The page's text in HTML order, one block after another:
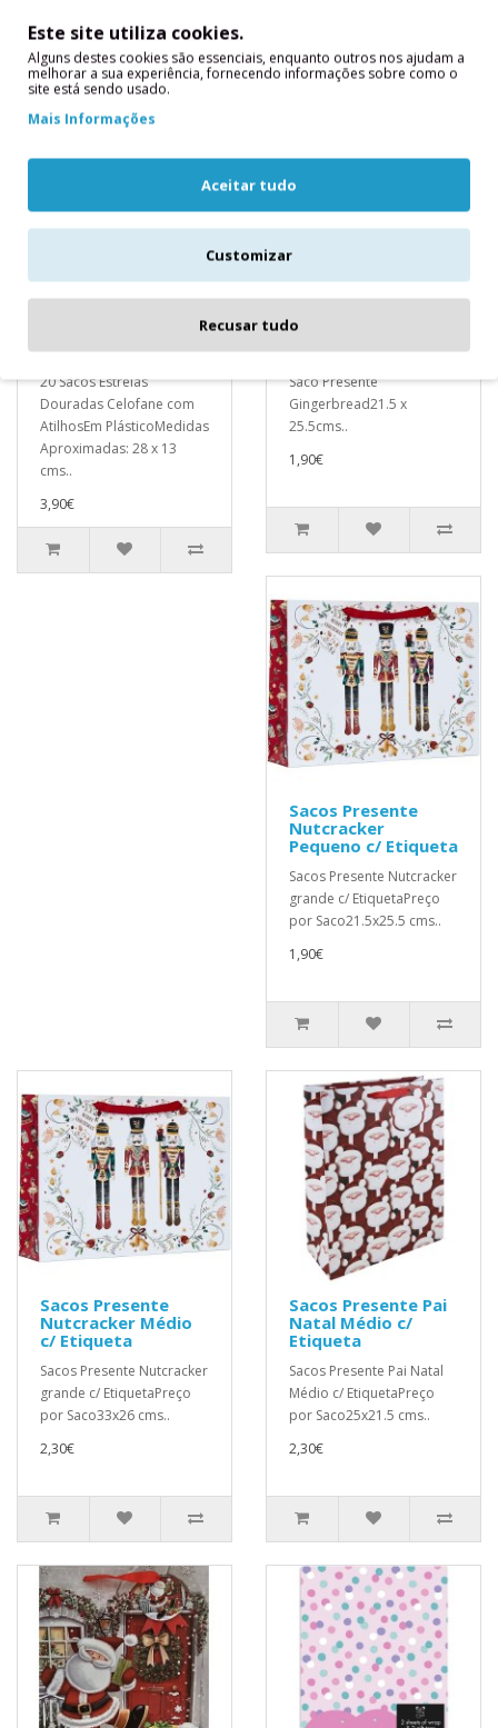
com Atilhos
20 Sacos Estrelas
Douradas Celofane com
AtilhosEm PlásticoMedidas
Aproximadas: 28 x 13
cms..
3,90€
Gingerbread
Pequeno
Saco Presente
Gingerbread21.5 x
25.5cms..
1,90€
Sacos Presente
Nutcracker
Pequeno c/ Etiqueta
Sacos Presente Nutcracker
grande c/ EtiquetaPreço
por Saco21.5x25.5 cms..
1,90€
Sacos Presente
Nutcracker Médio
c/ Etiqueta
Sacos Presente Nutcracker
grande c/ EtiquetaPreço
por Saco33x26 cms..
2,30€
Sacos Presente Pai
Natal Médio c/
Etiqueta
Sacos Presente Pai Natal
Médio c/ EtiquetaPreço
por Saco25x21.5 cms..
2,30€
Este site utiliza cookies.
Alguns destes cookies são essenciais, enquanto outros nos ajudam a
melhorar a sua experiência, fornecendo informações sobre como o
site está sendo usado.
Mais Informações
Aceitar tudo
Customizar
Recusar tudo